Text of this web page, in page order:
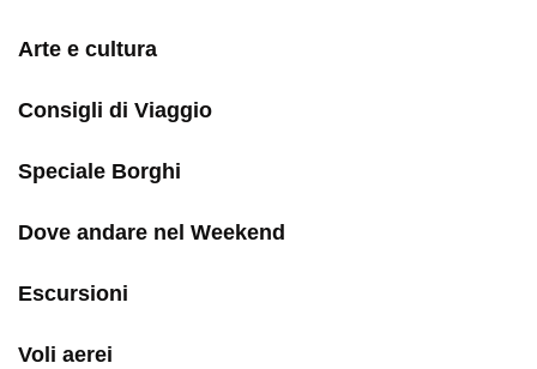
Arte e cultura
Consigli di Viaggio
Speciale Borghi
Dove andare nel Weekend
Escursioni
Voli aerei